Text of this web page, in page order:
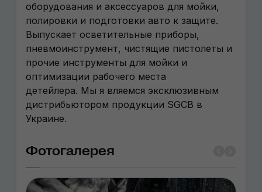
оборудования и аксессуаров для мойки,
полировки и подготовки авто к защите.
Выпускает осветительные приборы,
пневмоинструмент, чистящие пистолеты и
прочие инструменты для мойки и
оптимизации рабочего места
детейлера. Мы я вляемся эксклюзивным
дистрибьютором продукции SGCB в
Украине.
Фотогалерея